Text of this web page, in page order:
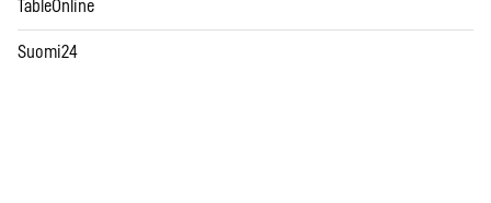
TableOnline
Suomi24